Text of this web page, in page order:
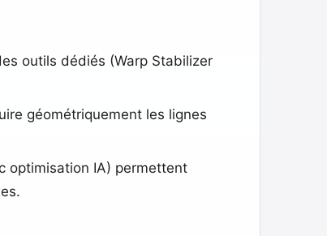
outils dédiés (Warp Stabilizer
géométriquement les lignes
optimisation IA) permettent